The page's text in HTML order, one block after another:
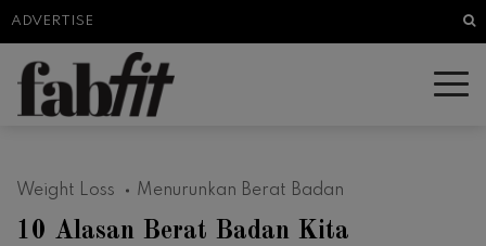
ADVERTISE
Weight Loss Menurunkan Berat Badan
10 Alasan Berat Badan Kita